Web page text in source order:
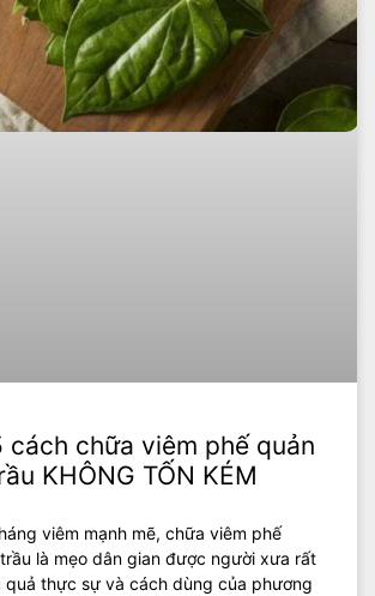
cách chữa viêm phế quản
KHÔNG TỐN KÉM
viêm mạnh mẽ, chữa viêm phế
là mẹo dân gian được người xưa rất
quả thực sự và cách dùng của phương